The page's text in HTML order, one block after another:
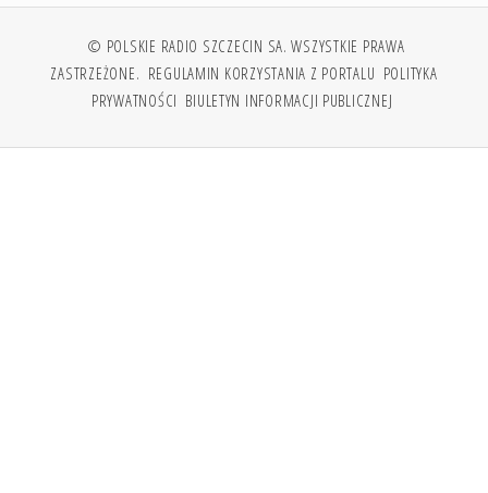
© POLSKIE RADIO SZCZECIN SA. WSZYSTKIE PRAWA
ZASTRZEŻONE. REGULAMIN KORZYSTANIA Z PORTALU POLITYKA
PRYWATNOŚCI BIULETYN INFORMACJI PUBLICZNEJ